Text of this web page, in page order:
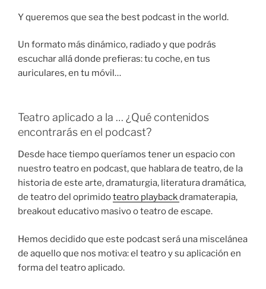
Y queremos que sea the best podcast in the world.
Un formato más dinámico, radiado y que podrás
escuchar allá donde prefieras: tu coche, en tus
auriculares, en tu móvil…
Teatro aplicado a la … ¿Qué contenidos
encontrarás en el podcast?
Desde hace tiempo queríamos tener un espacio con
nuestro teatro en podcast, que hablara de teatro, de la
historia de este arte, dramaturgia, literatura dramática,
de teatro del oprimidoteatro playbackdramaterapia,
breakout educativo masivo o teatro de escape.
Hemos decidido que este podcast será una miscelánea
de aquello que nos motiva: el teatro y su aplicación en
forma del teatro aplicado.